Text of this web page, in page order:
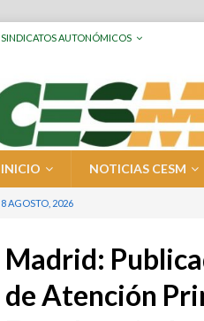
SINDICATOS AUTONÓMICOS
INICIO NOTICIAS CESM
8 AGOSTO, 2026
Madrid:
de Atención